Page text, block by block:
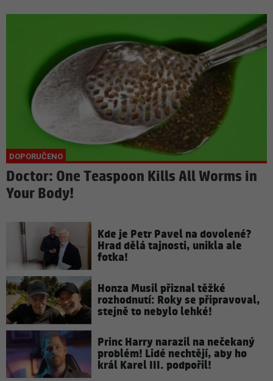
Doctor: One Teaspoon Kills All Worms in
Your Body!
Kde je Petr Pavel na dovolené?
Hrad dělá tajnosti, unikla ale
fotka!
Honza Musil přiznal těžké
rozhodnutí: Roky se připravoval,
stejně to nebylo lehké!
Princ Harry narazil na nečekaný
problém! Lidé nechtějí, aby ho
král Karel III. podpořil!